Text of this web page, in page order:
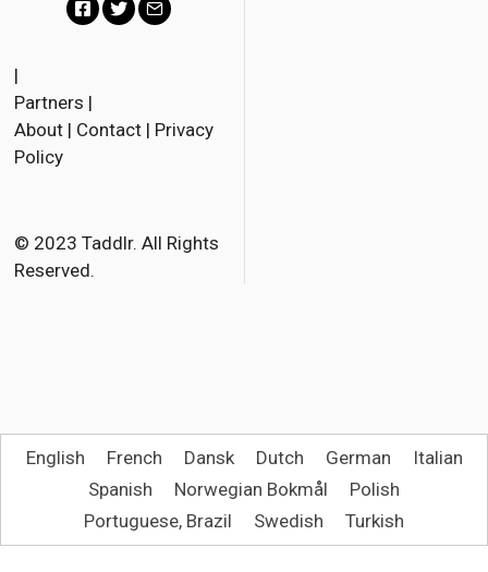
|
Partners |
About | Contact | Privacy
Policy
© 2023 Taddlr. All Rights
Reserved.
English French Dansk Dutch German
Italian
Spanish
Norwegian Bokmål
Polish
Portuguese, Brazil
Swedish Turkish